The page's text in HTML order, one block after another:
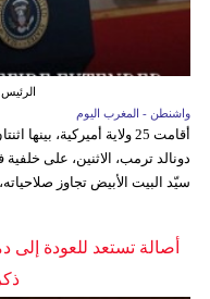
واشنطن - المغرب اليوم
أقامت 25 ولاية أميركية،
سيّد البيت الأبيض تجاوز
أصالة تستعد للعودة